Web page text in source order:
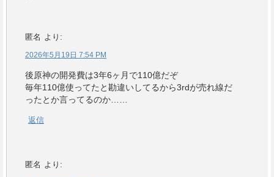
匿名 より:
2026年5月19日 7:54 PM
後原神の開発費は3年6ヶ月で110億だぞ
毎年110億使ってたと勘違いしてるから3rdが売れ線だ
ったとか言ってるのか……
返信
匿名 より: